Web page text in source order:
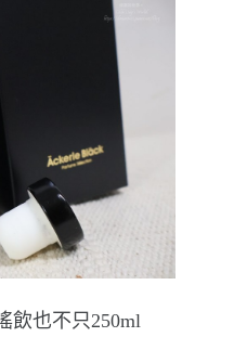
飲也不只250ml